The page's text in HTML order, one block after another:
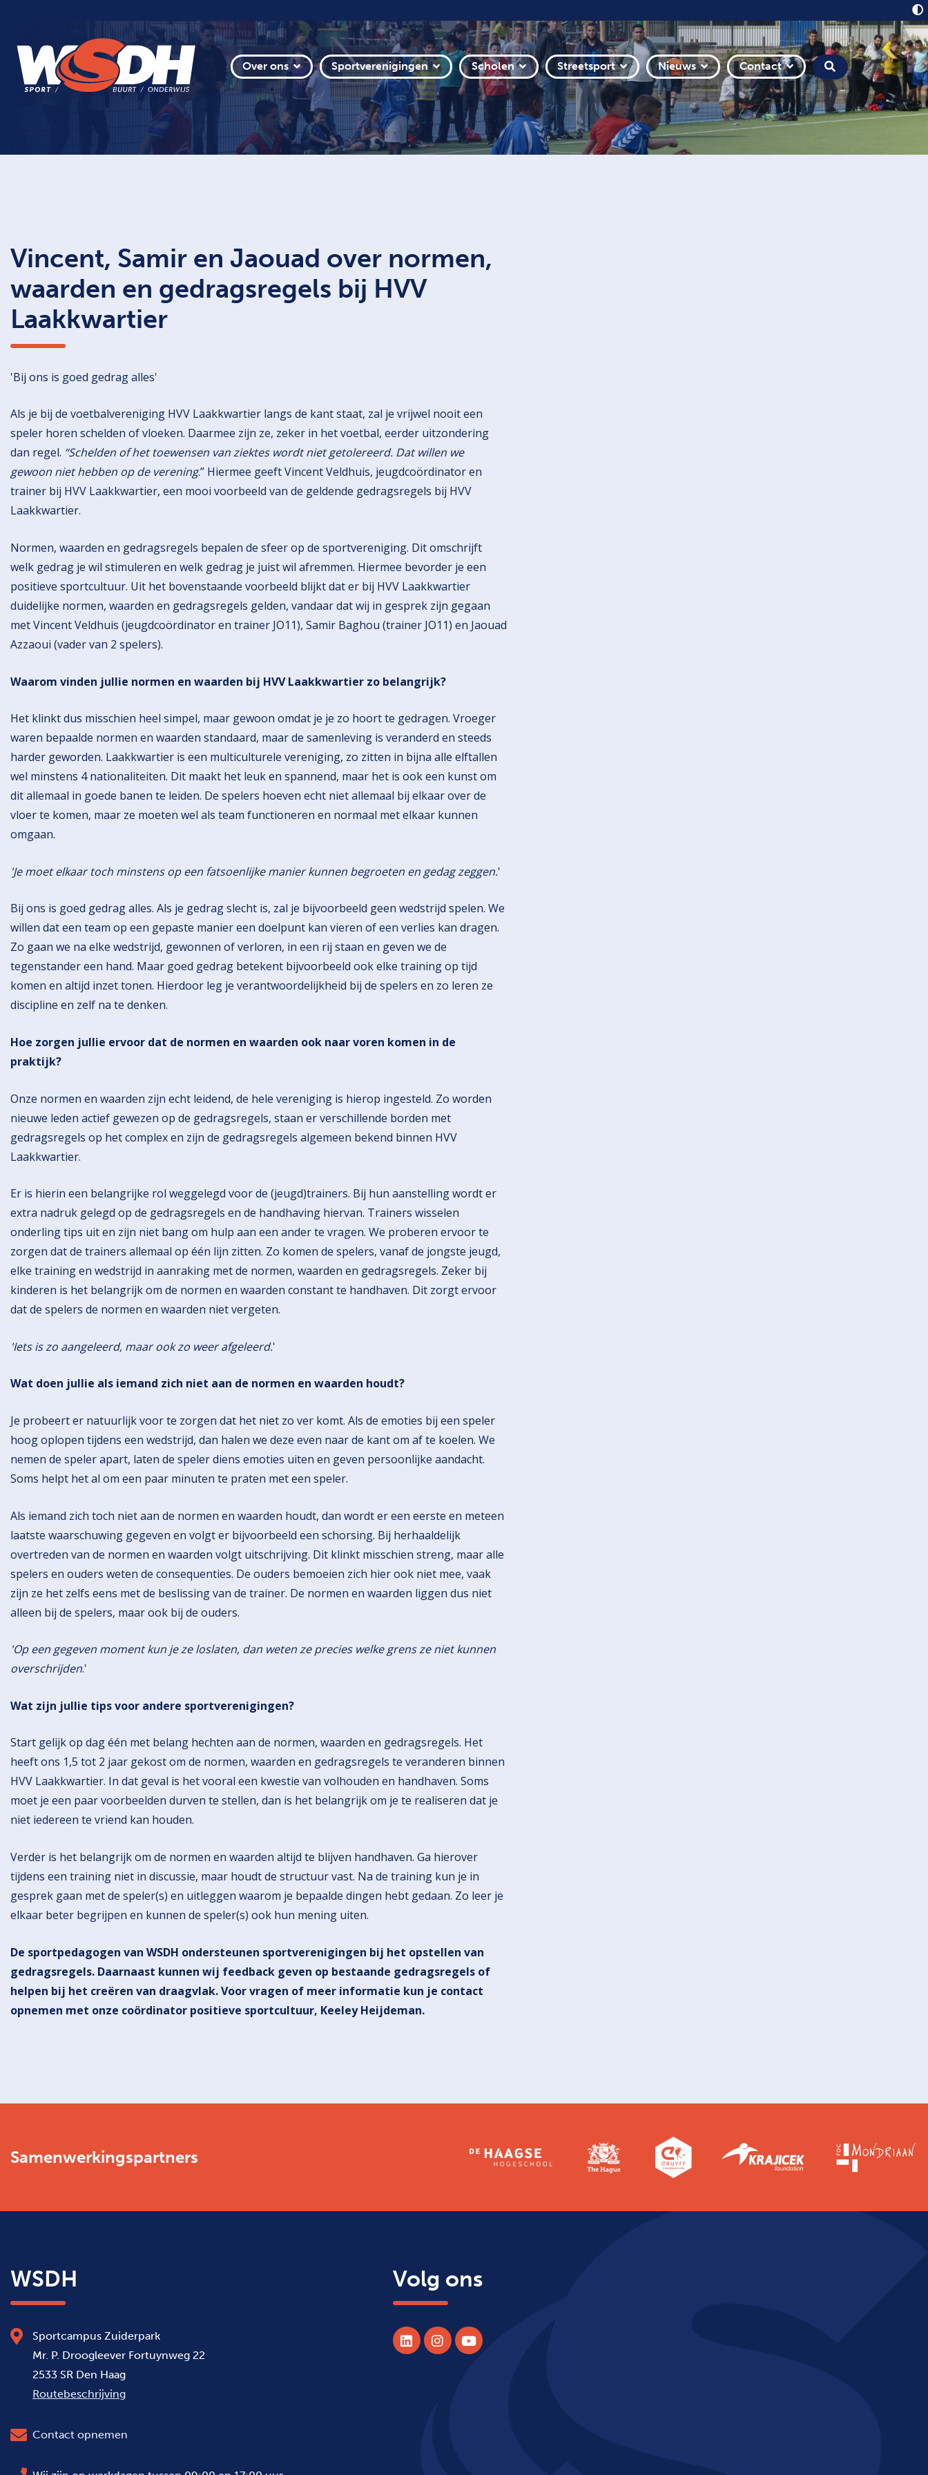
Over ons Sportverenigingen Scholen Streetsport Nieuws Contact
Vincent, Samir en Jaouad over normen,
waarden en gedragsregels bij HVV
Laakkwartier
'Bij ons is goed gedrag alles'
Als je bij de voetbalvereniging HVV Laakkwartier langs de kant staat, zal je vrijwel nooit een
speler horen schelden of vloeken. Daarmee zijn ze, zeker in het voetbal, eerder uitzondering
dan regel. “Schelden of het toewensen van ziektes wordt niet getolereerd. Dat willen we
gewoon niet hebben op de verening.” Hiermee geeft Vincent Veldhuis, jeugdcoördinator en
trainer bij HVV Laakkwartier, een mooi voorbeeld van de geldende gedragsregels bij HVV
Laakkwartier.
Normen, waarden en gedragsregels bepalen de sfeer op de sportvereniging. Dit omschrijft
welk gedrag je wil stimuleren en welk gedrag je juist wil afremmen. Hiermee bevorder je een
positieve sportcultuur. Uit het bovenstaande voorbeeld blijkt dat er bij HVV Laakkwartier
duidelijke normen, waarden en gedragsregels gelden, vandaar dat wij in gesprek zijn gegaan
met Vincent Veldhuis (jeugdcoördinator en trainer JO11), Samir Baghou (trainer JO11) en Jaouad
Azzaoui (vader van 2 spelers).
Waarom vinden jullie normen en waarden bij HVV Laakkwartier zo belangrijk?
Het klinkt dus misschien heel simpel, maar gewoon omdat je je zo hoort te gedragen. Vroeger
waren bepaalde normen en waarden standaard, maar de samenleving is veranderd en steeds
harder geworden. Laakkwartier is een multiculturele vereniging, zo zitten in bijna alle elftallen
wel minstens 4 nationaliteiten. Dit maakt het leuk en spannend, maar het is ook een kunst om
dit allemaal in goede banen te leiden. De spelers hoeven echt niet allemaal bij elkaar over de
vloer te komen, maar ze moeten wel als team functioneren en normaal met elkaar kunnen
omgaan.
'Je moet elkaar toch minstens op een fatsoenlijke manier kunnen begroeten en gedag zeggen.'
Bij ons is goed gedrag alles. Als je gedrag slecht is, zal je bijvoorbeeld geen wedstrijd spelen. We
willen dat een team op een gepaste manier een doelpunt kan vieren of een verlies kan dragen.
Zo gaan we na elke wedstrijd, gewonnen of verloren, in een rij staan en geven we de
tegenstander een hand. Maar goed gedrag betekent bijvoorbeeld ook elke training op tijd
komen en altijd inzet tonen. Hierdoor leg je verantwoordelijkheid bij de spelers en zo leren ze
discipline en zelf na te denken.
Hoe zorgen jullie ervoor dat de normen en waarden ook naar voren komen in de
praktijk?
Onze normen en waarden zijn echt leidend, de hele vereniging is hierop ingesteld. Zo worden
nieuwe leden actief gewezen op de gedragsregels, staan er verschillende borden met
gedragsregels op het complex en zijn de gedragsregels algemeen bekend binnen HVV
Laakkwartier.
Er is hierin een belangrijke rol weggelegd voor de (jeugd)trainers. Bij hun aanstelling wordt er
extra nadruk gelegd op de gedragsregels en de handhaving hiervan. Trainers wisselen
onderling tips uit en zijn niet bang om hulp aan een ander te vragen. We proberen ervoor te
zorgen dat de trainers allemaal op één lijn zitten. Zo komen de spelers, vanaf de jongste jeugd,
elke training en wedstrijd in aanraking met de normen, waarden en gedragsregels. Zeker bij
kinderen is het belangrijk om de normen en waarden constant te handhaven. Dit zorgt ervoor
dat de spelers de normen en waarden niet vergeten.
'Iets is zo aangeleerd, maar ook zo weer afgeleerd.'
Wat doen jullie als iemand zich niet aan de normen en waarden houdt?
Je probeert er natuurlijk voor te zorgen dat het niet zo ver komt. Als de emoties bij een speler
hoog oplopen tijdens een wedstrijd, dan halen we deze even naar de kant om af te koelen. We
nemen de speler apart, laten de speler diens emoties uiten en geven persoonlijke aandacht.
Soms helpt het al om een paar minuten te praten met een speler.
Als iemand zich toch niet aan de normen en waarden houdt, dan wordt er een eerste en meteen
laatste waarschuwing gegeven en volgt er bijvoorbeeld een schorsing. Bij herhaaldelijk
overtreden van de normen en waarden volgt uitschrijving. Dit klinkt misschien streng, maar alle
spelers en ouders weten de consequenties. De ouders bemoeien zich hier ook niet mee, vaak
zijn ze het zelfs eens met de beslissing van de trainer. De normen en waarden liggen dus niet
alleen bij de spelers, maar ook bij de ouders.
'Op een gegeven moment kun je ze loslaten, dan weten ze precies welke grens ze niet kunnen
overschrijden.'
Wat zijn jullie tips voor andere sportverenigingen?
Start gelijk op dag één met belang hechten aan de normen, waarden en gedragsregels. Het
heeft ons 1,5 tot 2 jaar gekost om de normen, waarden en gedragsregels te veranderen binnen
HVV Laakkwartier. In dat geval is het vooral een kwestie van volhouden en handhaven. Soms
moet je een paar voorbeelden durven te stellen, dan is het belangrijk om je te realiseren dat je
niet iedereen te vriend kan houden.
Verder is het belangrijk om de normen en waarden altijd te blijven handhaven. Ga hierover
tijdens een training niet in discussie, maar houdt de structuur vast. Na de training kun je in
gesprek gaan met de speler(s) en uitleggen waarom je bepaalde dingen hebt gedaan. Zo leer je
elkaar beter begrijpen en kunnen de speler(s) ook hun mening uiten.
De sportpedagogen van WSDH ondersteunen sportverenigingen bij het opstellen van
gedragsregels. Daarnaast kunnen wij feedback geven op bestaande gedragsregels of
helpen bij het creëren van draagvlak. Voor vragen of meer informatie kun je contact
opnemen met onze coördinator positieve sportcultuur, Keeley Heijdeman.
Samenwerkingspartners
WSDH
Sportcampus Zuiderpark
Mr. P. Droogleever Fortuynweg 22
2533 SR Den Haag
Routebeschrijving
Contact opnemen
Volg ons